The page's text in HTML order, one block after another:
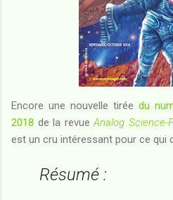
Encore une nouvelle tirée du
2018 de la revue Analog Science-
est un cru intéressant pour ce qui
Résumé :